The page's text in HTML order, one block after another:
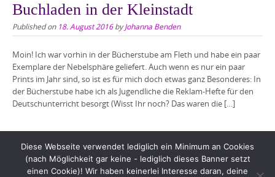
Buchladen in der Kleinstadt
Published on 18. August 2016byJohanna Benden
Moin! Ich war vorhin in der Bücherstube am Fleth und habe ein paar
Exemplare der Nebelsphäre geliefert. Auch wenn es nur ein paar
Prints im Jahr sind, so ist es für mich doch etwas ganz Besonderes: In
der Bücherstube habe ich als Jugendliche die Reklam-Hefte für den
Deutschunterricht besorgt (Wisst Ihr noch? Das waren die […]
Diese Webseite verwendet lediglich ein Minimum an Cookies
(nach Möglichkeit gar keine - lediglich dieses Banner setzt
einen Cookie)! Wir haben keinerlei Interesse daran, deine